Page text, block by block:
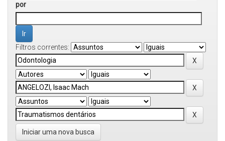
por
Filtros correntes:
Iniciar uma nova busca